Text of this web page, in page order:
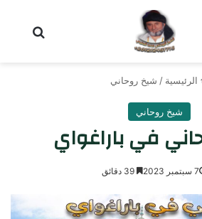
الرئيسية / شيخ روحاني
شيخ روحاني
في باراغواي
7 سبتمبر 2023